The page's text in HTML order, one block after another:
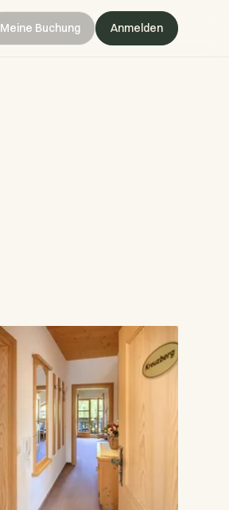
Meine Buchung Anmelden